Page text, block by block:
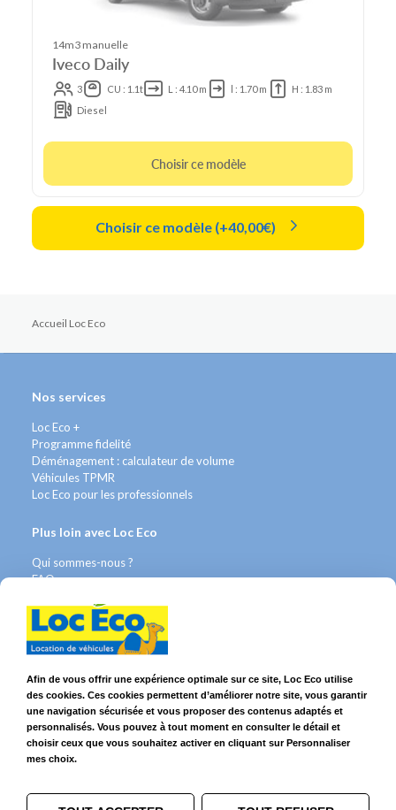
14m3 manuelle
Iveco Daily
3 CU : 1.1t L : 4.10 m l : 1.70 m
H : 1.83 m
Diesel
Choisir ce modèle
Choisir ce modèle (+40,00€)
Accueil Loc Eco
Nos services
Loc Eco +
Programme fidelité
Déménagement : calculateur de volume
Véhicules TPMR
Loc Eco pour les professionnels
Plus loin avec Loc Eco
Qui sommes-nous ?
FAQ
Nous recrutons
Avis Clients
Franchises & Assurances
Conditions Générales
Données personnelles
Mentions Légales
Cookies
Afin de vous offrir une expérience optimale sur ce site, Loc Eco utilise
des cookies. Ces cookies permettent d’améliorer notre site, vous garantir
une navigation sécurisée et vous proposer des contenus adaptés et
personnalisés. Vous pouvez à tout moment en consulter le détail et
choisir ceux que vous souhaitez activer en cliquant sur Personnaliser
mes choix.